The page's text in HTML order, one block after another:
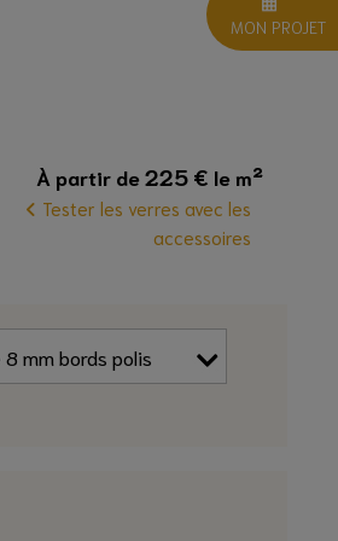
À partir de225 € le m²
Tester les verres avec les
accessoires
MON PROJET